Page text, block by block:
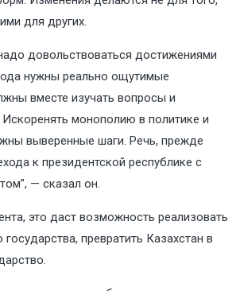
для других.
довольствоваться достижениями
нужны реально ощутимые
вместе изучать вопросы и
монополию в политике и
выверенные шаги. Речь, прежде
к президентской республике с
— сказал он.
это даст возможность реализовать
превратить Казахстан в